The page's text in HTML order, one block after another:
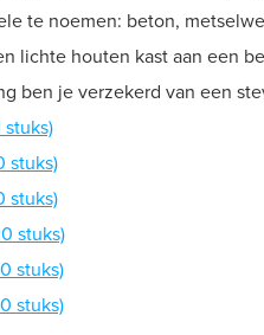
te noemen: beton,
lichte houten kast aan een
ben je verzekerd van een
stuks)
stuks)
stuks)
stuks)
stuks)
stuks)